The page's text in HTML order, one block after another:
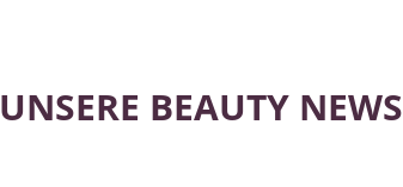
UNSERE BEAUTY NEWS